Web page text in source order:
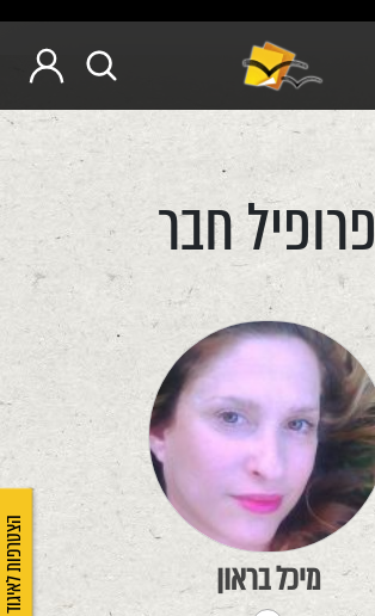
הצטרפות לאיגוד
פרופיל חבר
מיכל בראון